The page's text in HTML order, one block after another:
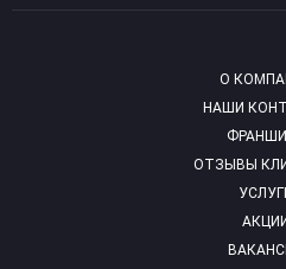
О
НАШИ
ОТЗЫВЫ
АКЦИИ